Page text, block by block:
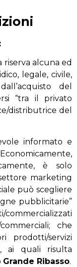
riserva alcuna ed
legale, civile,
del
“tra il privato
distributrice del
informato e
è solo
marketing
può scegliere
pubblicitarie”
che
prodotti/servizi
ai quali risulta
Grande Ribasso.